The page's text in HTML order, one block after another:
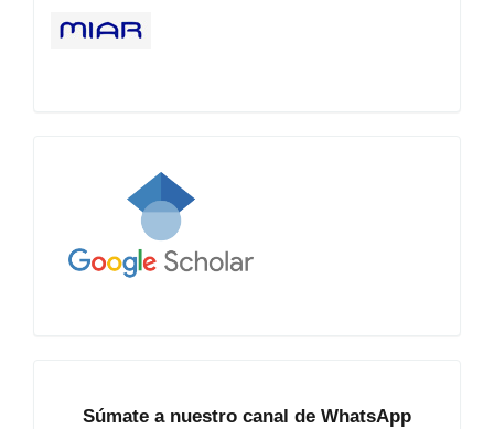
Google
Académico
Súmate a nuestro canal de WhatsApp